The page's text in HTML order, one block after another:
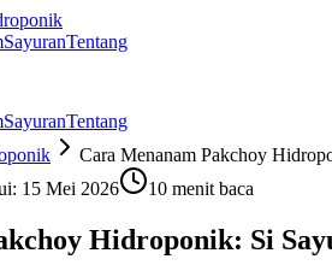
SayuranTentang
SayuranTentang
Cara Menanam Pakchoy
15 Mei 2026 10 menit baca
Hidroponik: Si